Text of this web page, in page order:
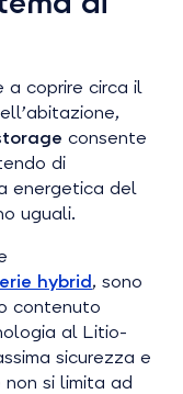
a coprire circa il
consente
di
energetica del
uguali.
hybrid, sono
contenuto
al Litio-
sicurezza e
non si limita ad